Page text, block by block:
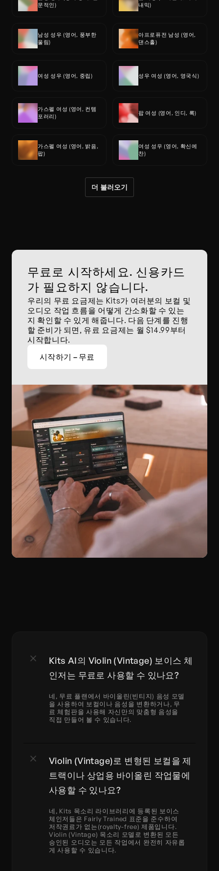
문적인)
내믹)
남성 성우 (영어, 풍부한
울림)
아프로퓨전 남성 (영어,
댄스홀)
여성 성우 (영어, 중립) 성우 여성 (영어, 영국식)
가스펠 여성 (영어, 컨템
포러리)
팝 여성 (영어, 인디, 록)
가스펠 여성 (영어, 밝음,
팝)
여성 성우 (영어, 확신에
찬)
더 불러오기
무료로 시작하세요. 신용카드
가 필요하지 않습니다.
우리의 무료 요금제는 Kits가 여러분의 보컬 및
오디오 작업 흐름을 어떻게 간소화할 수 있는
지 확인할 수 있게 해줍니다. 다음 단계를 진행
할 준비가 되면, 유료 요금제는 월 $14.99부터
시작합니다.
시작하기 – 무료
Kits AI의 Violin (Vintage) 보이스 체
인저는 무료로 사용할 수 있나요?
네, 무료 플랜에서 바이올린(빈티지) 음성 모델
을 사용하여 보컬이나 음성을 변환하거나, 무
료 체험판을 사용해 자신만의 맞춤형 음성을
직접 만들어 볼 수 있습니다.
Violin (Vintage)로 변형된 보컬을 제
트랙이나 상업용 바이올린 작업물에
사용할 수 있나요?
네, Kits 목소리 라이브러리에 등록된 보이스
체인저들은 Fairly Trained 표준을 준수하여
저작권료가 없는(royalty-free) 제품입니다.
Violin (Vintage) 목소리 모델로 변환된 모든
승인된 오디오는 모든 작업에서 완전히 자유롭
게 사용할 수 있습니다.